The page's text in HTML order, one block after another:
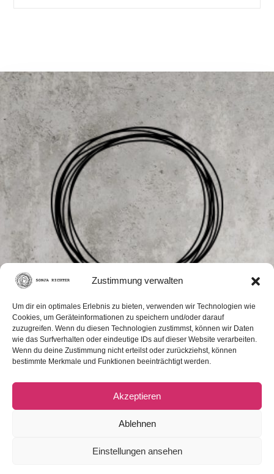
Zustimmung verwalten
Um dir ein optimales Erlebnis zu bieten, verwenden wir Technologien wie
Cookies, um Geräteinformationen zu speichern und/oder darauf
zuzugreifen. Wenn du diesen Technologien zustimmst, können wir Daten
wie das Surfverhalten oder eindeutige IDs auf dieser Website verarbeiten.
Wenn du deine Zustimmung nicht erteilst oder zurückziehst, können
bestimmte Merkmale und Funktionen beeinträchtigt werden.
Akzeptieren
Ablehnen
Einstellungen ansehen
Kontakt
hello(at)sonjarichter.de